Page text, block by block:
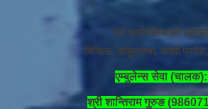
गाउँ कार्यपालिकाको
चिचिला, संखुवासभा, कोशी
एम्बुलेन्स सेवा (चालक):
श्री शान्तिराम गुरुङ